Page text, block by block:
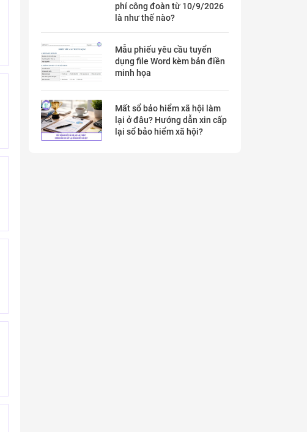
phí công đoàn từ 10/9/2026
là như thế nào?
Mẫu phiếu yêu cầu tuyển
dụng file Word kèm bản điền
minh họa
Mất sổ bảo hiểm xã hội làm
lại ở đâu? Hướng dẫn xin cấp
lại sổ bảo hiểm xã hội?